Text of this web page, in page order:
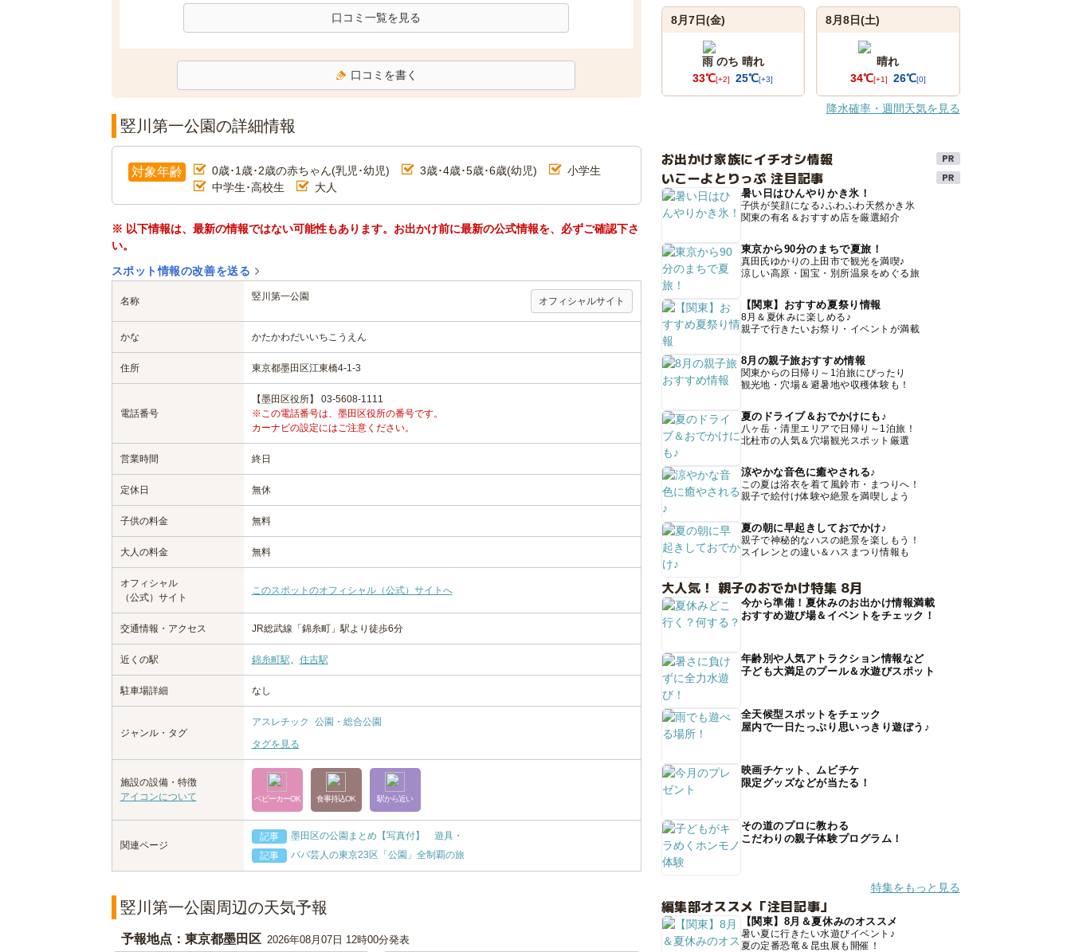
口コミ一覧を見る
口コミを書く
竪川第一公園の詳細情報
対象年齢 0歳･1歳･2歳の赤ちゃん(乳児･幼児) 3歳･4歳･5歳･6歳(幼児)
小学生
中学生･高校生
大人
※ 以下情報は、最新の情報ではない可能性もあります。お出かけ前に最新の公式情報を、必ずご確認下さ
い。
スポット情報の改善を送る
名称 竪川第一公園 オフィシャルサイト
かな かたかわだいいちこうえん
住所 東京都墨田区江東橋4-1-3
電話番号
【墨田区役所】 03-5608-1111
※この電話番号は、墨田区役所の番号です。
カーナビの設定にはご注意ください。
営業時間 終日
定休日 無休
子供の料金 無料
大人の料金 無料
オフィシャル
（公式）サイト
このスポットのオフィシャル（公式）サイトへ
交通情報・アクセス JR総武線「錦糸町」駅より徒歩6分
近くの駅 錦糸町駅、 住吉駅
駐車場詳細 なし
ジャンル・タグ
アスレチック
公園・総合公園
タグを見る
施設の設備・特徴
アイコンについて
ベビーカーOK 食事持込OK 駅から近い
関連ページ
記事
墨田区の公園まとめ【写真付】 遊具・
記事
パパ芸人の東京23区「公園」全制覇の旅
竪川第一公園周辺の天気予報
予報地点：東京都墨田区 2026年08月07日 12時00分発表
8月7日(金)
雨 のち 晴れ
33℃[+2] 25℃[+3]
8月8日(土)
晴れ
34℃[+1] 26℃[0]
降水確率・週間天気を見る
お出かけ家族にイチオシ情報
いこーよとりっぷ 注目記事
暑い日はひんやりかき氷！
子供が笑顔になる♪ふわふわ天然かき氷
関東の有名＆おすすめ店を厳選紹介
東京から90分のまちで夏旅！
真田氏ゆかりの上田市で観光を満喫♪
涼しい高原・国宝・別所温泉をめぐる旅
【関東】おすすめ夏祭り情報
8月＆夏休みに楽しめる♪
親子で行きたいお祭り・イベントが満載
8月の親子旅おすすめ情報
関東からの日帰り～1泊旅にぴったり
観光地・穴場＆避暑地や収穫体験も！
夏のドライブ＆おでかけにも♪
八ヶ岳・清里エリアで日帰り～1泊旅！
北杜市の人気＆穴場観光スポット厳選
涼やかな音色に癒やされる♪
この夏は浴衣を着て風鈴市・まつりへ！
親子で絵付け体験や絶景を満喫しよう
夏の朝に早起きしておでかけ♪
親子で神秘的なハスの絶景を楽しもう！
スイレンとの違い＆ハスまつり情報も
大人気！ 親子のおでかけ特集 8月
今から準備！夏休みのお出かけ情報満載
おすすめ遊び場＆イベントをチェック！
年齢別や人気アトラクション情報など
子ども大満足のプール＆水遊びスポット
全天候型スポットをチェック
屋内で一日たっぷり思いっきり遊ぼう♪
映画チケット、ムビチケ
限定グッズなどが当たる！
その道のプロに教わる
こだわりの親子体験プログラム！
特集をもっと見る
編集部オススメ「注目記事」
【関東】8月＆夏休みのオススメ
暑い夏に行きたい水遊びイベント♪
夏の定番恐竜＆昆虫展も開催！